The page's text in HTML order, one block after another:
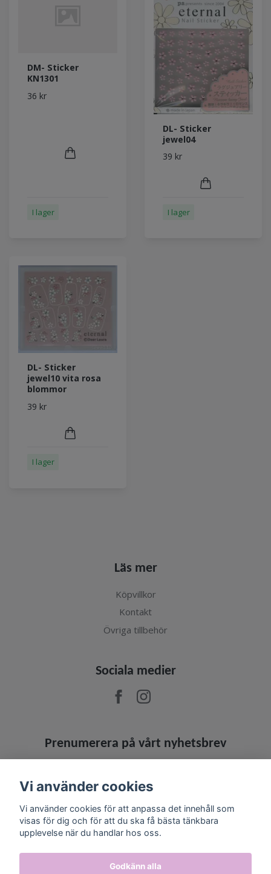
DM- Sticker
KN1301
36 kr
I lager
DL- Sticker
jewel04
39 kr
I lager
DL- Sticker
jewel10 vita rosa
blommor
39 kr
I lager
Läs mer
Köpvillkor
Kontakt
Övriga tillbehör
Sociala medier
Prenumerera på vårt nyhetsbrev
Vi använder cookies
Vi använder cookies för att anpassa det innehåll som
visas för dig och för att du ska få bästa tänkbara
upplevelse när du handlar hos oss.
Godkänn alla